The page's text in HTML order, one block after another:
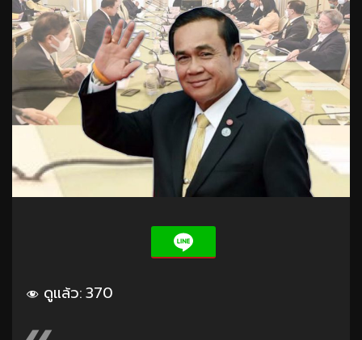
ดูแล้ว:370